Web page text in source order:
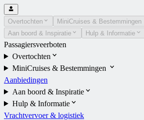
Overtochten MiniCruises & Bestemmingen
Aan boord & Inspiratie
Hulp & Informatie
Passagiersveerboten
Overtochten
MiniCruises & Bestemmingen
Aanbiedingen
Aan boord & Inspiratie
Hulp & Informatie
Vrachtvervoer & logistiek